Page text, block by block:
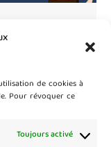
de cookies à
Pour révoquer ce
Toujours activé
sur
externe
une
vous reste